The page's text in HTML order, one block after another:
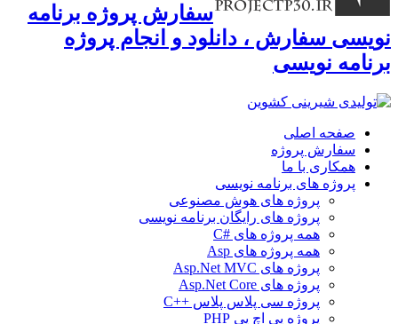
سفارش پروژه برنامه
نویسی سفارش ، دانلود و انجام پروژه
برنامه نویسی
صفحه اصلی
سفارش پروژه
همکاری با ما
پروژه های برنامه نویسی
پروژه های هوش مصنوعی
پروژه های رایگان برنامه نویسی
همه پروژه های #C
همه پروژه های Asp
پروژه های Asp.Net MVC
پروژه های Asp.Net Core
پروژه سی پلاس پلاس ++C
پروژه پی اچ پی PHP